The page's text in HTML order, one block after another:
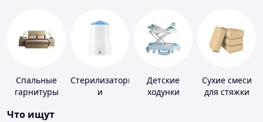
Спальные
гарнитуры
Стерилизаторы
и
Детские
ходунки
Сухие смеси
для стяжки
Что ищут